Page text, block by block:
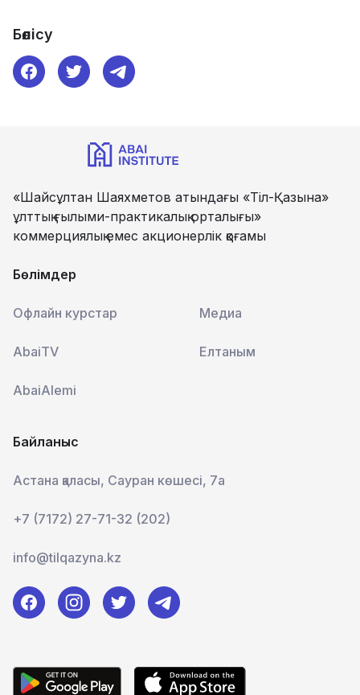
Бөлісу
«Шайсұлтан Шаяхметов атындағы «Тіл-Қазына»
ұлттық ғылыми-практикалық орталығы»
коммерциялық емес акционерлік қоғамы
Бөлімдер
Офлайн курстар Медиа
AbaiTV Елтаным
AbaiAlemi
Байланыс
Астана қаласы, Сауран көшесі, 7а
+7 (7172) 27-71-32 (202)
info@tilqazyna.kz